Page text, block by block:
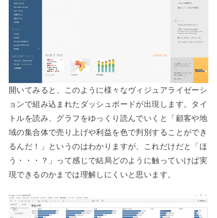
開いてみると、このように様々なヴィジュアライゼーシ
ョンで組み込まれたダッシュボードが出現します。タイ
トルを読み、グラフをゆっくり読んでいくと「顧客や地
域の集合体で売り上げや利益を色で判別することができ
るんだ！」というのはわかりますが、これだけだと「ほ
う・・・？」って感じで結局どのように触っていけば実
現できるのかまでは理解しにくいと思います。